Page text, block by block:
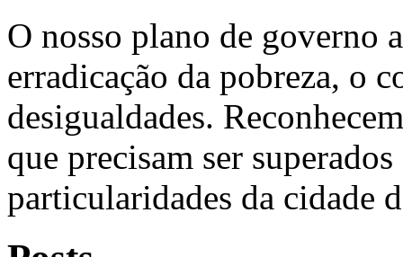
O nosso plano de governo
erradicação da pobreza, o
desigualdades.
que precisam ser
particularidades da cidade